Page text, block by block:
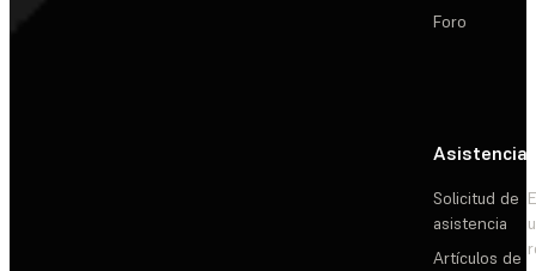
Foro
Asistencia
Solicitud de
asistencia
Artículos de